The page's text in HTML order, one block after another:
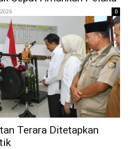
0
Terara Ditetapkan